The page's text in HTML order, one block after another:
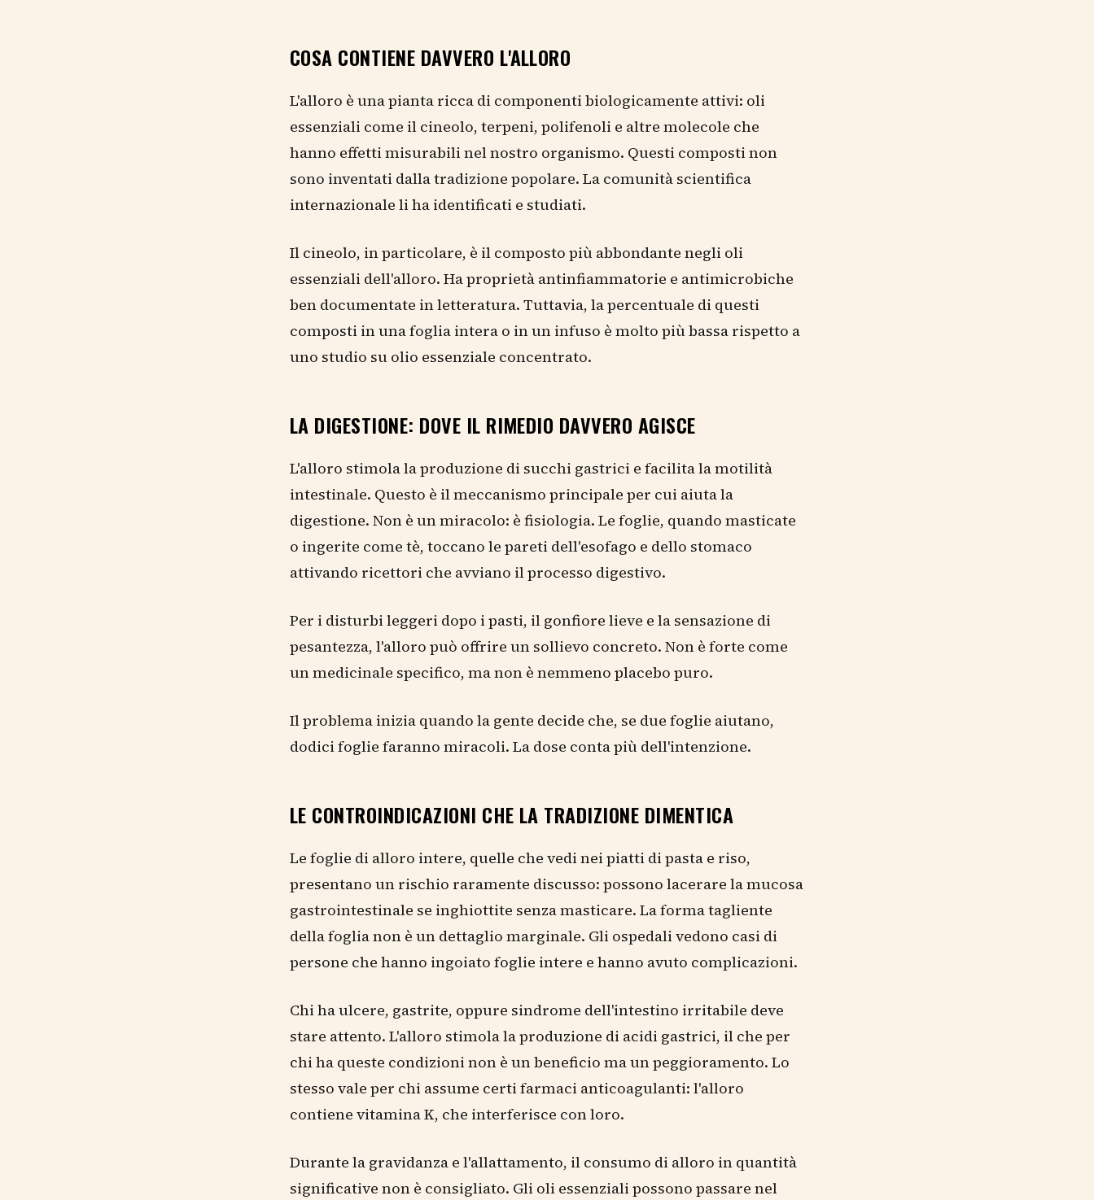
COSA CONTIENE DAVVERO L'ALLORO
L'alloro è una pianta ricca di componenti biologicamente attivi: oli
essenziali come il cineolo, terpeni, polifenoli e altre molecole che
hanno effetti misurabili nel nostro organismo. Questi composti non
sono inventati dalla tradizione popolare. La comunità scientifica
internazionale li ha identificati e studiati.
Il cineolo, in particolare, è il composto più abbondante negli oli
essenziali dell'alloro. Ha proprietà antinfiammatorie e antimicrobiche
ben documentate in letteratura. Tuttavia, la percentuale di questi
composti in una foglia intera o in un infuso è molto più bassa rispetto a
uno studio su olio essenziale concentrato.
LA DIGESTIONE: DOVE IL RIMEDIO DAVVERO AGISCE
L'alloro stimola la produzione di succhi gastrici e facilita la motilità
intestinale. Questo è il meccanismo principale per cui aiuta la
digestione. Non è un miracolo: è fisiologia. Le foglie, quando masticate
o ingerite come tè, toccano le pareti dell'esofago e dello stomaco
attivando ricettori che avviano il processo digestivo.
Per i disturbi leggeri dopo i pasti, il gonfiore lieve e la sensazione di
pesantezza, l'alloro può offrire un sollievo concreto. Non è forte come
un medicinale specifico, ma non è nemmeno placebo puro.
Il problema inizia quando la gente decide che, se due foglie aiutano,
dodici foglie faranno miracoli. La dose conta più dell'intenzione.
LE CONTROINDICAZIONI CHE LA TRADIZIONE DIMENTICA
Le foglie di alloro intere, quelle che vedi nei piatti di pasta e riso,
presentano un rischio raramente discusso: possono lacerare la mucosa
gastrointestinale se inghiottite senza masticare. La forma tagliente
della foglia non è un dettaglio marginale. Gli ospedali vedono casi di
persone che hanno ingoiato foglie intere e hanno avuto complicazioni.
Chi ha ulcere, gastrite, oppure sindrome dell'intestino irritabile deve
stare attento. L'alloro stimola la produzione di acidi gastrici, il che per
chi ha queste condizioni non è un beneficio ma un peggioramento. Lo
stesso vale per chi assume certi farmaci anticoagulanti: l'alloro
contiene vitamina K, che interferisce con loro.
Durante la gravidanza e l'allattamento, il consumo di alloro in quantità
significative non è consigliato. Gli oli essenziali possono passare nel